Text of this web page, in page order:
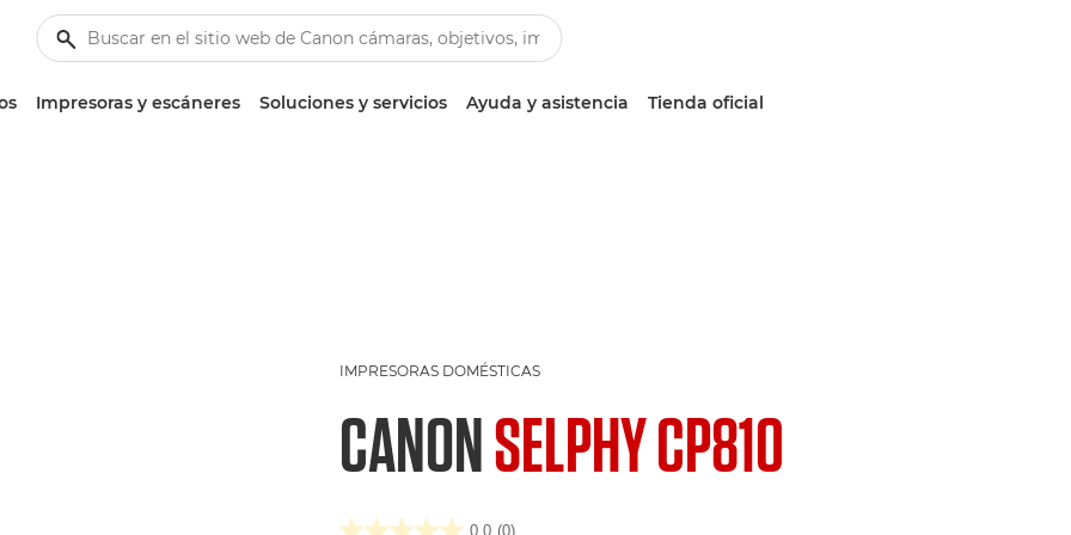
Impresoras y escáneres Soluciones y servicios Ayuda y asistencia Tienda oficial
IMPRESORAS DOMÉSTICAS
CANONSELPHY CP810
0.0 (0)